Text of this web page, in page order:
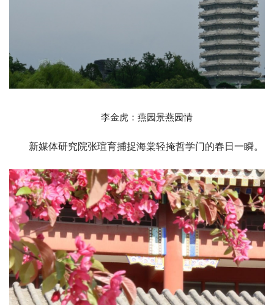
李金虎：燕园景燕园情
新媒体研究院张瑄育捕捉海棠轻掩哲学门的春日一瞬。